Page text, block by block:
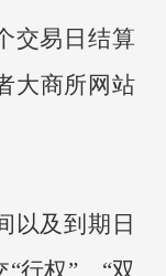
交易日结算
大商所网站
以及到期日
行权”、“双